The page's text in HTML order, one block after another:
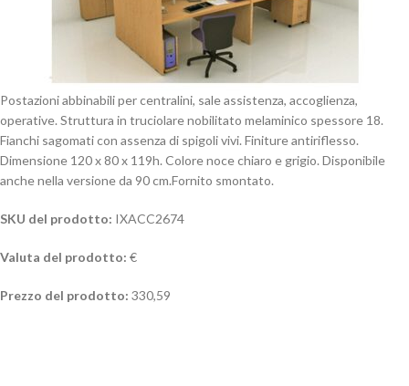
Postazioni abbinabili per centralini, sale assistenza, accoglienza,
operative. Struttura in truciolare nobilitato melaminico spessore 18.
Fianchi sagomati con assenza di spigoli vivi. Finiture antiriflesso.
Dimensione 120 x 80 x 119h. Colore noce chiaro e grigio. Disponibile
anche nella versione da 90 cm.Fornito smontato.
SKU del prodotto: IXACC2674
Valuta del prodotto: €
Prezzo del prodotto: 330,59